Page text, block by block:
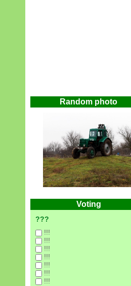
Random photo
Voting
???
!!!
!!!
!!!
!!!
!!!
!!!
!!!